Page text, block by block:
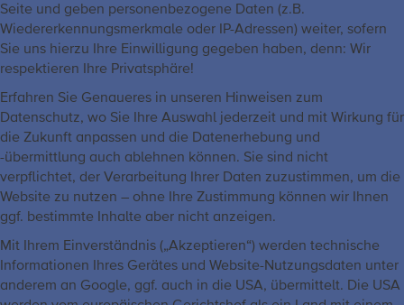
Seite und geben personenbezogene Daten (z.B.
Wiedererkennungsmerkmale oder IP-Adressen) weiter, sofern
Sie uns hierzu Ihre Einwilligung gegeben haben, denn: Wir
respektieren Ihre Privatsphäre!
Erfahren Sie Genaueres in unseren Hinweisen zum
Datenschutz, wo Sie Ihre Auswahl jederzeit und mit Wirkung für
die Zukunft anpassen und die Datenerhebung und
-übermittlung auch ablehnen können. Sie sind nicht
verpflichtet, der Verarbeitung Ihrer Daten zuzustimmen, um die
Website zu nutzen – ohne Ihre Zustimmung können wir Ihnen
ggf. bestimmte Inhalte aber nicht anzeigen.
Mit Ihrem Einverständnis („Akzeptieren“) werden technische
Informationen Ihres Gerätes und Website-Nutzungsdaten unter
anderem an Google, ggf. auch in die USA, übermittelt. Die USA